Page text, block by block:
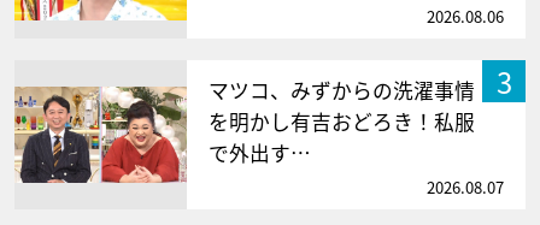
2026.08.06
3
マツコ、みずからの洗濯事情
を明かし有吉おどろき！私服
で外出す…
2026.08.07